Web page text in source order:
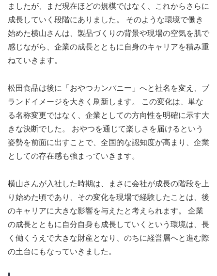
ましたが、まだ現在ほどの規模ではなく、これからさらに
成長していく段階にありました。 そのような環境で働き
始めた横山さんは、製品づくりの背景や現場の空気を肌で
感じながら、企業の成長とともに自身のキャリアを積み重
ねていきます。
松田食品は後に「おやつカンパニー」へと社名を変え、ブ
ランドイメージを大きく刷新します。 この変化は、単な
る名称変更ではなく、企業としての方向性を明確に示す大
きな決断でした。 おやつを通じて楽しさを届けるという
姿勢を前面に出すことで、全国的な認知度が高まり、企業
としての存在感も強まっていきます。
横山さんが入社した時期は、まさに会社が成長の階段を上
り始めた頃であり、その変化を現場で経験したことは、後
のキャリアに大きな影響を与えたと考えられます。 企業
の成長とともに自分自身も成長していくという環境は、長
く働くうえで大きな財産となり、のちに経営層へと進む際
の土台にもなっていきました。